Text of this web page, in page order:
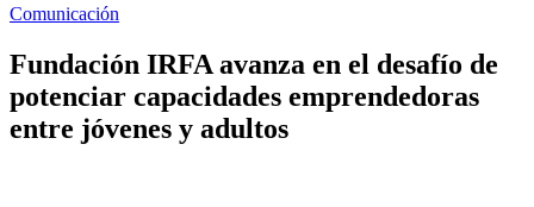
Comunicación
Fundación IRFA avanza en el desafío de
potenciar capacidades emprendedoras
entre jóvenes y adultos